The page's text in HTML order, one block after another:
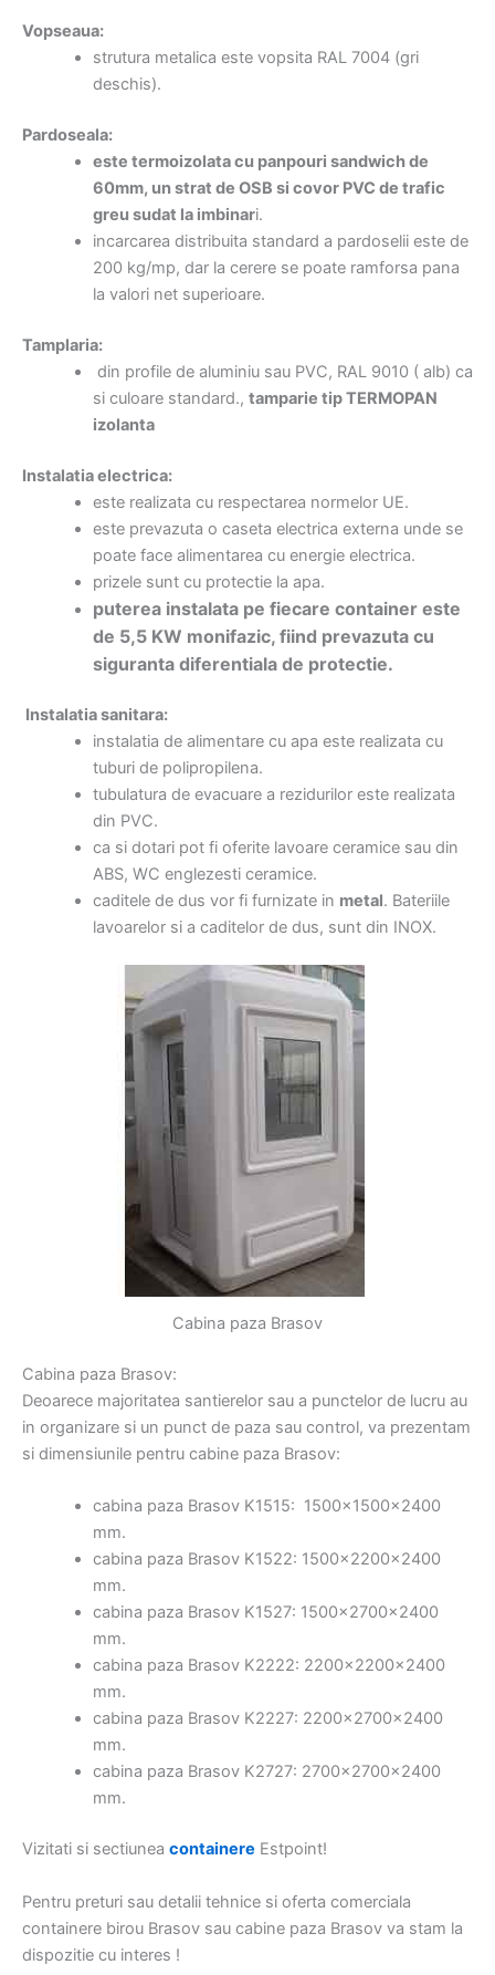
Vopseaua:
strutura metalica este vopsita RAL 7004 (gri
deschis).
Pardoseala:
este termoizolata cu panpouri sandwich de
60mm, un strat de OSB si covor PVC de trafic
greu sudat la imbinari.
incarcarea distribuita standard a pardoselii este de
200 kg/mp, dar la cerere se poate ramforsa pana
la valori net superioare.
Tamplaria:
din profile de aluminiu sau PVC, RAL 9010 ( alb) ca
si culoare standard., tamparie tip TERMOPAN
izolanta
Instalatia electrica:
este realizata cu respectarea normelor UE.
este prevazuta o caseta electrica externa unde se
poate face alimentarea cu energie electrica.
prizele sunt cu protectie la apa.
puterea instalata pe fiecare container este
de 5,5 KW monifazic, fiind prevazuta cu
siguranta diferentiala de protectie.
Instalatia sanitara:
instalatia de alimentare cu apa este realizata cu
tuburi de polipropilena.
tubulatura de evacuare a rezidurilor este realizata
din PVC.
ca si dotari pot fi oferite lavoare ceramice sau din
ABS, WC englezesti ceramice.
caditele de dus vor fi furnizate in metal. Bateriile
lavoarelor si a caditelor de dus, sunt din INOX.
Cabina paza Brasov
Cabina paza Brasov:
Deoarece majoritatea santierelor sau a punctelor de lucru au
in organizare si un punct de paza sau control, va prezentam
si dimensiunile pentru cabine paza Brasov:
cabina paza Brasov K1515: 1500x1500x2400
mm.
cabina paza Brasov K1522: 1500x2200x2400
mm.
cabina paza Brasov K1527: 1500x2700x2400
mm.
cabina paza Brasov K2222: 2200x2200x2400
mm.
cabina paza Brasov K2227: 2200x2700x2400
mm.
cabina paza Brasov K2727: 2700x2700x2400
mm.
Vizitati si sectiunea containere Estpoint!
Pentru preturi sau detalii tehnice si oferta comerciala
containere birou Brasov sau cabine paza Brasov va stam la
dispozitie cu interes !